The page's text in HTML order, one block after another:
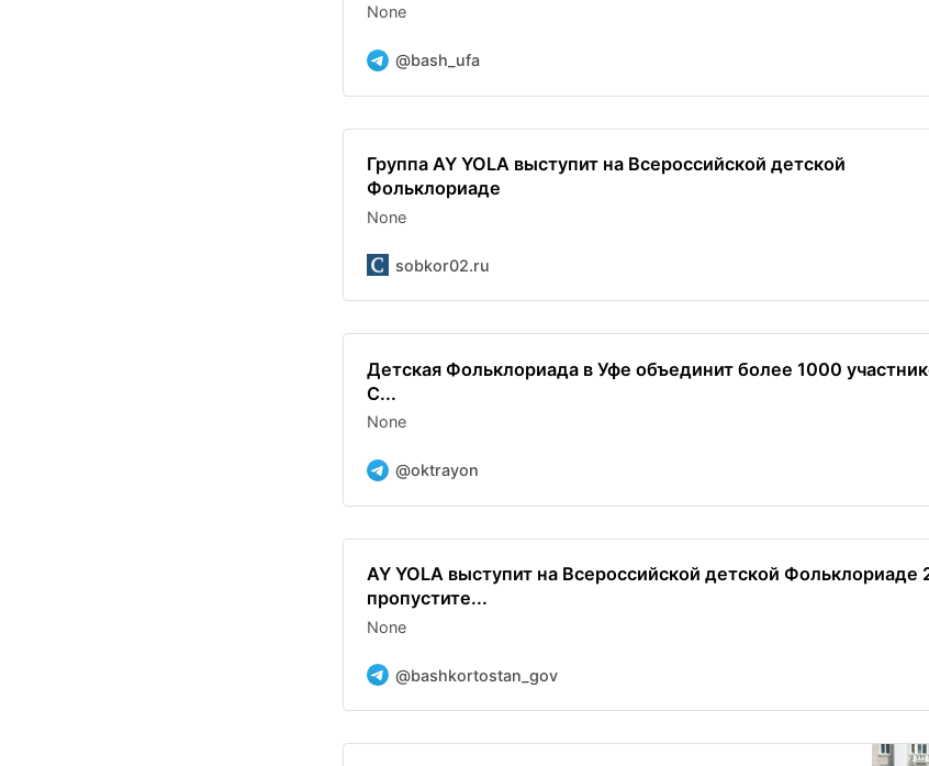
None
@bash_ufa
Группа AY YOLA выступит на Всероссийской детской
Фольклориаде
None
sobkor02.ru
Детская Фольклориада в Уфе объединит более 1000
С...
None
@oktrayon
AY YOLA выступит на Всероссийской детской Фольклориаде
пропустите...
None
@bashkortostan_gov